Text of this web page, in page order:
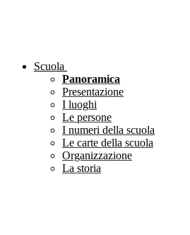
Scuola
Panoramica
Presentazione
I luoghi
Le persone
I numeri della scuola
Le carte della scuola
Organizzazione
La storia